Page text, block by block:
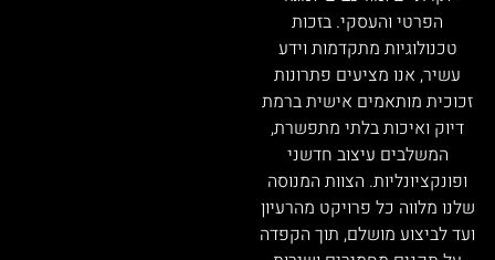
הפרטי והעסקי. בזכות
טכנולוגיות מתקדמות וידע
עשיר, אנו מציעים פתרונות
זכוכית מותאמים אישית ברמת
דיוק ואיכות בלתי מתפשרת,
המשלבים עיצוב חדשני
ופונקציונליות. הצוות המנוסה
שלנו מלווה כל פרויקט מהרעיון
ועד לביצוע מושלם, תוך הקפדה